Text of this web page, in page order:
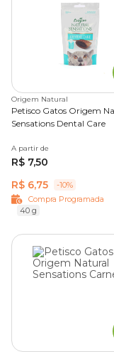
Origem Natural
Petisco Gatos Origem
Sensations Dental Care
A partir de
R$ 7,50
R$ 6,75
-10%
Compra Programada
40 g